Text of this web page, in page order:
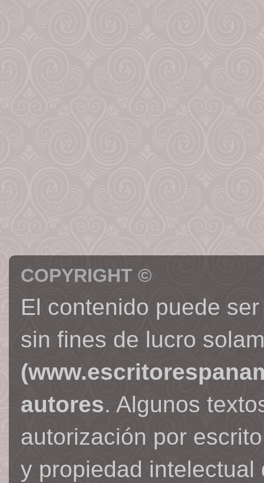
COPYRIGHT ©
El contenido puede
sin fines de lucro
autores. Algunos
autorización por
y propiedad intelectual